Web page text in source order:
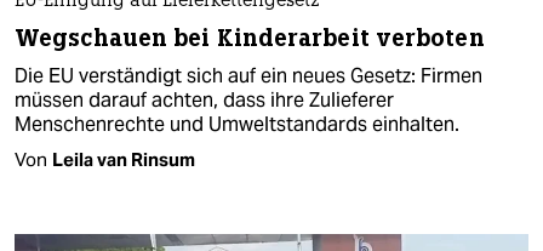
Wegschauen bei Kinderarbeit verboten
Die EU verständigt sich auf ein neues Gesetz: Firmen
müssen darauf achten, dass ihre Zulieferer
Menschenrechte und Umweltstandards einhalten.
Von Leila van Rinsum